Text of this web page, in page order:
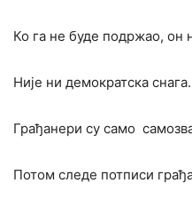
Ко га не буде подржао, он
Није ни демократска снага.
Грађанери су само
Потом следе потписи